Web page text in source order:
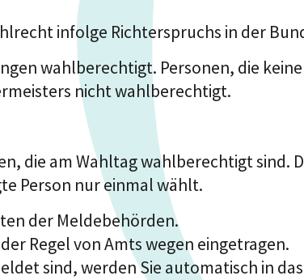
infolge Richterspruchs in der
wahlberechtigt. Personen, die
nicht wahlberechtigt.
die am Wahltag wahlberechtigt
Person nur einmal wählt.
der Meldebehörden.
Regel von Amts wegen eingetragen.
sind, werden Sie automatisch in